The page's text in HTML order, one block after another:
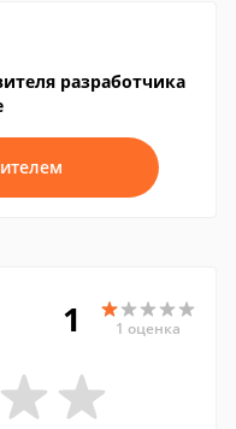
разработчика
1 1 оценка